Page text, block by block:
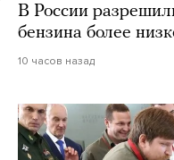
В России
бензина более
10 часов назад